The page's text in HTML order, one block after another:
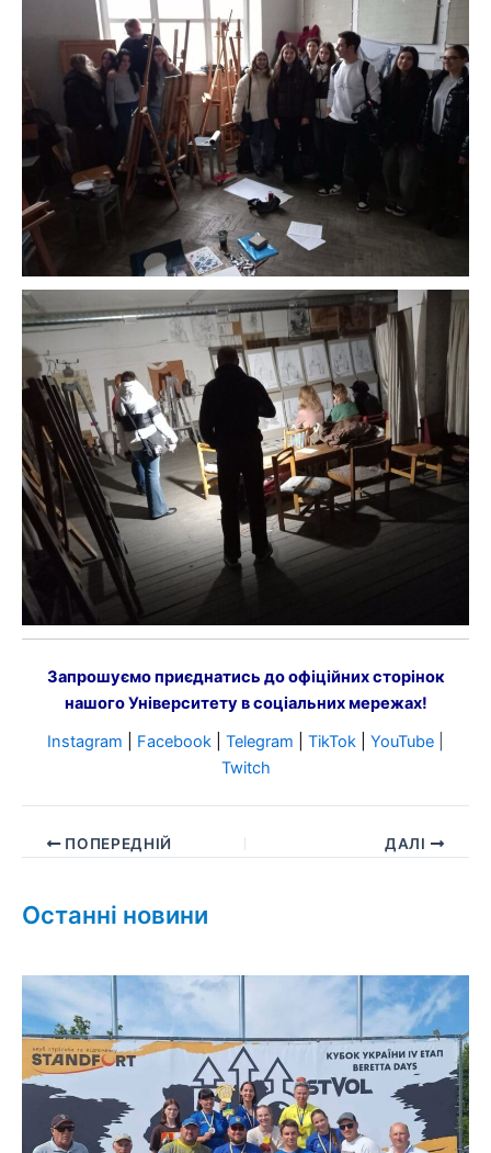
Запрошуємо приєднатись до офіційних сторінок
нашого Університету в соціальних мережах!
Instagram
Facebook Telegram TikTok YouTube
Twitch
ПОПЕРЕДНІЙ ДАЛІ
Останні новини